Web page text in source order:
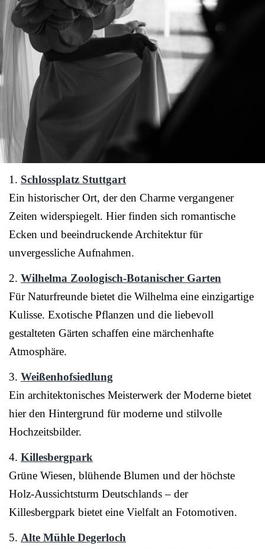
1. Schlossplatz Stuttgart
Ein historischer Ort, der den Charme vergangener
Zeiten widerspiegelt. Hier finden sich romantische
Ecken und beeindruckende Architektur für
unvergessliche Aufnahmen.
2. Wilhelma Zoologisch-Botanischer Garten
Für Naturfreunde bietet die Wilhelma eine einzigartige
Kulisse. Exotische Pflanzen und die liebevoll
gestalteten Gärten schaffen eine märchenhafte
Atmosphäre.
3. Weißenhofsiedlung
Ein architektonisches Meisterwerk der Moderne bietet
hier den Hintergrund für moderne und stilvolle
Hochzeitsbilder.
4. Killesbergpark
Grüne Wiesen, blühende Blumen und der höchste
Holz-Aussichtsturm Deutschlands – der
Killesbergpark bietet eine Vielfalt an Fotomotiven.
5. Alte Mühle Degerloch